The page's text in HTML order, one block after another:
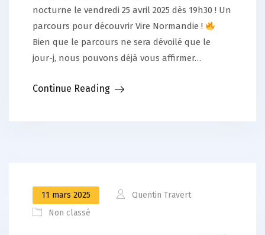
nocturne le vendredi 25 avril 2025 dès 19h30 ! Un
parcours pour découvrir Vire Normandie !
Bien que le parcours ne sera dévoilé que le
jour-j, nous pouvons déjà vous affirmer…
Continue Reading
11 mars 2025
Quentin Travert
Non classé